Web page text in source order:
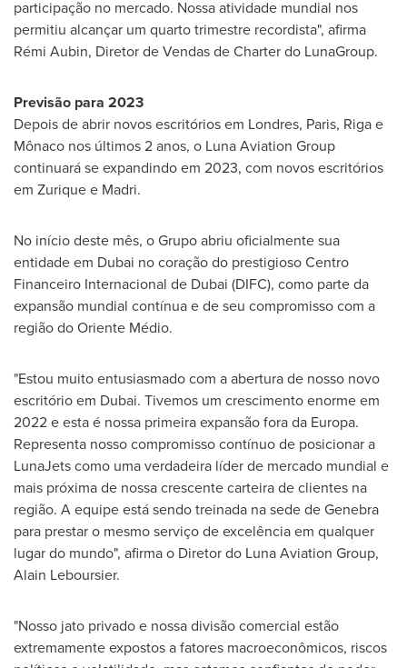
participação no mercado. Nossa atividade mundial nos
permitiu alcançar um quarto trimestre recordista", afirma
Rémi Aubin, Diretor de Vendas de Charter do LunaGroup.
Previsão para 2023
Depois de abrir novos escritórios em Londres, Paris, Rigae
Mônaco nos últimos 2 anos, o Luna Aviation Group
continuará se expandindo em 2023, com novos escritórios
em Zurique e Madri.
No início deste mês, o Grupo abriu oficialmente sua
entidade em Dubai no coração do prestigioso Centro
Financeiro Internacional de Dubai (DIFC), como parte da
expansão mundial contínua e de seu compromisso com a
região do Oriente Médio.
"Estou muito entusiasmado com a abertura de nosso novo
escritório em Dubai. Tivemos um crescimento enorme em
2022 e esta é nossa primeira expansão fora da Europa.
Representa nosso compromisso contínuo de posicionar a
LunaJets como uma verdadeira líder de mercado mundial e
mais próxima de nossa crescente carteira de clientes na
região. A equipe está sendo treinada na sede de Genebra
para prestar o mesmo serviço de excelência em qualquer
lugar do mundo", afirma o Diretor do Luna Aviation Group,
Alain Leboursier.
"Nosso jato privado e nossa divisão comercial estão
extremamente expostos a fatores macroeconômicos, riscos